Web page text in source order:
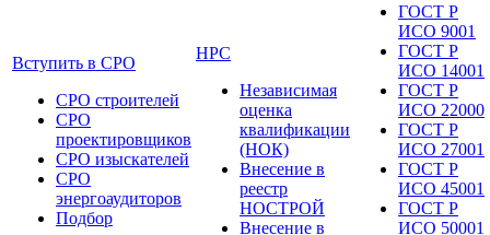
Вступить в СРО
СРО строителей
СРО
проектировщиков
СРО изыскателей
СРО
энергоаудиторов
Подбор
НРС
Независимая
оценка
квалификации
(НОК)
Внесение в
реестр
НОСТРОЙ
Внесение в
ГОСТ Р
ИСО 9001
ГОСТ Р
ИСО 14001
ГОСТ Р
ИСО 22000
ГОСТ Р
ИСО 27001
ГОСТ Р
ИСО 45001
ГОСТ Р
ИСО 50001